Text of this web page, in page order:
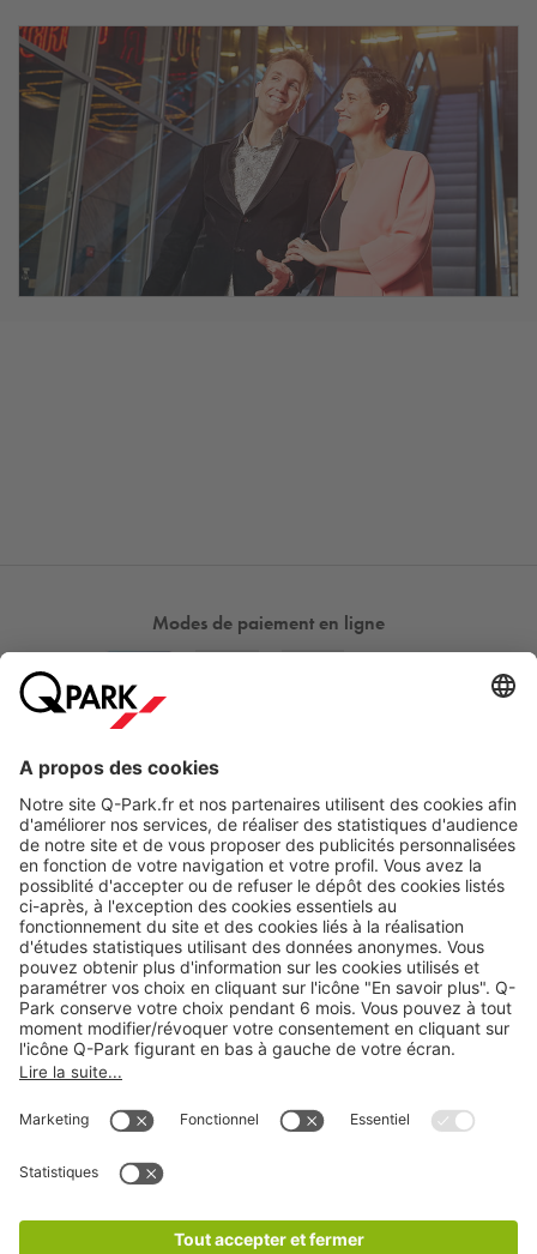
Modes de paiement en ligne
A propos
Nos produits
Nos services
CGV